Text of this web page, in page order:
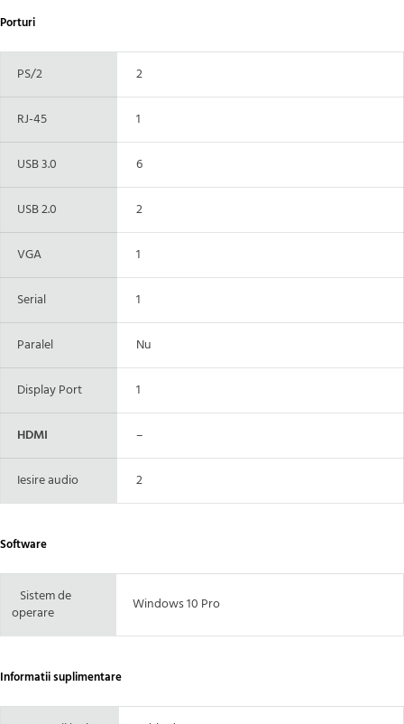
Porturi
PS/2 2
RJ-45 1
USB 3.0 6
USB 2.0 2
VGA 1
Serial 1
Paralel Nu
Display Port 1
HDMI –
Iesire audio 2
Software
Sistem de
operare
Windows 10 Pro
Informatii suplimentare